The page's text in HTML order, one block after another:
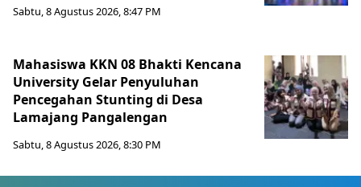
Sabtu, 8 Agustus 2026, 8:47 PM
Mahasiswa KKN 08 Bhakti Kencana
University Gelar Penyuluhan
Pencegahan Stunting di Desa
Lamajang Pangalengan
Sabtu, 8 Agustus 2026, 8:30 PM